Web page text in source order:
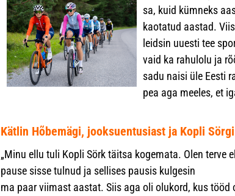
sa, kuid kümneks
kaotatud aastad.
leidsin uuesti tee
vaid ka rahulolu ja
sadu naisi üle Eesti
pea aga meeles, et
Kätlin Hõbemägi, jooksuentusiast ja Kopli
„Minu ellu tuli Kopli Sörk täitsa kogemata. Olen terve
pause sisse tulnud ja sellises pausis kulgesin
ma paar viimast aastat. Siis aga oli olukord, kus